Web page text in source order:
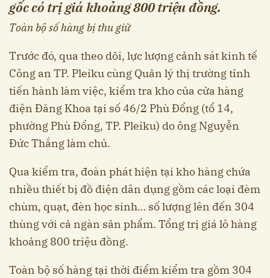
gốc có trị giá khoảng 800 triệu đồng.
Toàn bộ số hàng bị thu giữ
Trước đó, qua theo dõi, lực lượng cảnh sát kinh tế
Công an TP. Pleiku cùng Quản lý thị trường tỉnh
tiến hành làm việc, kiểm tra kho của cửa hàng
điện Đăng Khoa tại số 46/2 Phù Đổng (tổ 14,
phường Phù Đổng, TP. Pleiku) do ông Nguyễn
Đức Thắng làm chủ.
Qua kiểm tra, đoàn phát hiện tại kho hàng chứa
nhiều thiết bị đồ điện dân dụng gồm các loại đèm
chùm, quạt, đèn học sinh… số lượng lên đến 304
thùng với cả ngàn sản phẩm. Tổng trị giá lô hàng
khoảng 800 triệu đồng.
Toàn bộ số hàng tại thời điểm kiểm tra gồm 304